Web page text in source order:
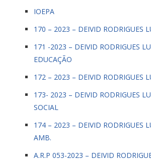
IOEPA
170 – 2023 – DEIVID RODRIGUES
171 -2023 – DEIVID RODRIGUES
EDUCAÇÃO
172 – 2023 – DEIVID RODRIGUES
173- 2023 – DEIVID RODRIGUES
SOCIAL
174 – 2023 – DEIVID RODRIGUES
AMB.
A.R.P 053-2023 – DEIVID